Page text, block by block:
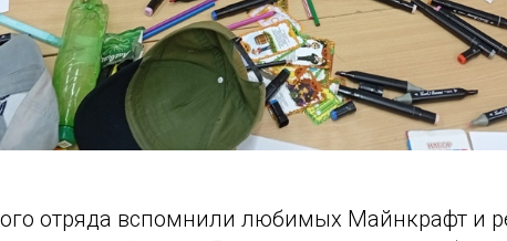
отряда вспомнили любимых Майнкрафт и